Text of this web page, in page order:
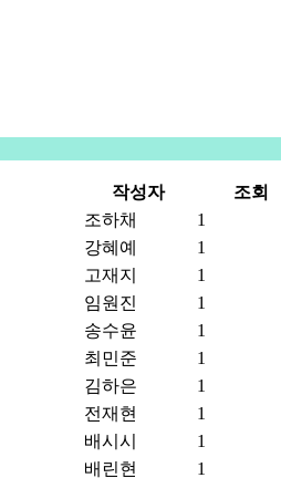
작성자 조회
조하채 1
강혜예 1
고재지 1
임원진 1
송수윤 1
최민준 1
김하은 1
전재현 1
배시시 1
배린현 1